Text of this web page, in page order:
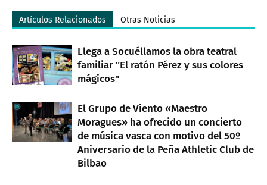
Artículos Relacionados Otras Noticias
Llega a Socuéllamos la obra teatral
familiar "El ratón Pérez y sus colores
mágicos"
El Grupo de Viento «Maestro
Moragues» ha ofrecido un concierto
de música vasca con motivo del 50º
Aniversario de la Peña Athletic Club de
Bilbao